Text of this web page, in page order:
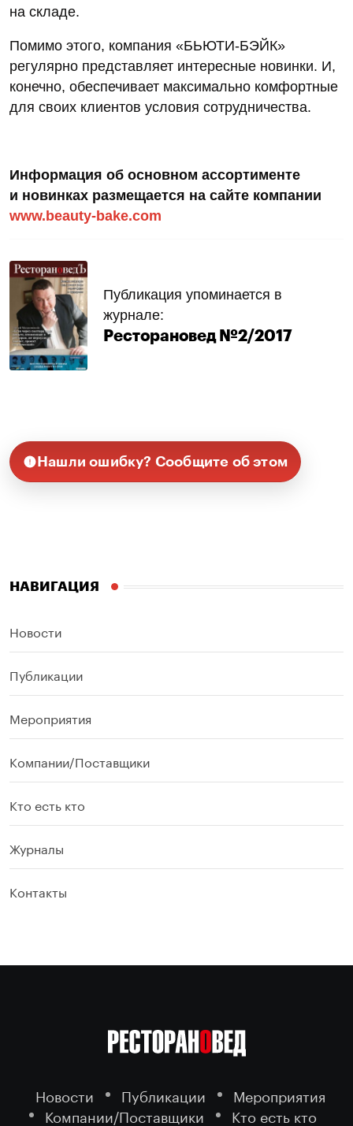
на складе.
Помимо этого, компания «БЬЮТИ-БЭЙК»
регулярно представляет интересные новинки. И,
конечно, обеспечивает максимально комфортные
для своих клиентов условия сотрудничества.
Информация об основном ассортименте
и новинках размещается на сайте компании
www.beauty-bake.com
Публикация упоминается в
журнале:
Ресторановед №2/2017
Нашли ошибку? Сообщите об этом
НАВИГАЦИЯ
Новости
Публикации
Мероприятия
Компании/Поставщики
Кто есть кто
Журналы
Контакты
Новости Публикации
Мероприятия
Компании/Поставщики
Кто есть кто